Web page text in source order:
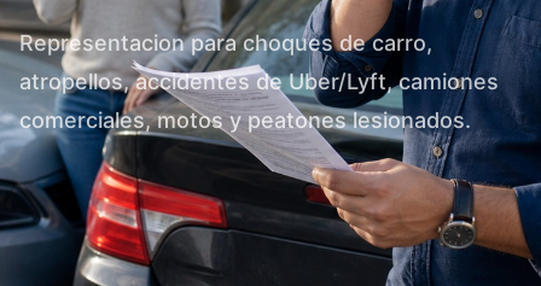
Representacion para choques de carro,
atropellos, accidentes de Uber/Lyft, camiones
comerciales, motos y peatones lesionados.